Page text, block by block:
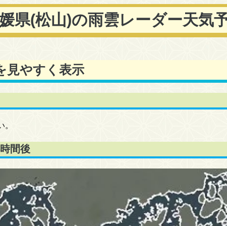
県(松山)の雨雲レーダー天気
見やすく表示
間後